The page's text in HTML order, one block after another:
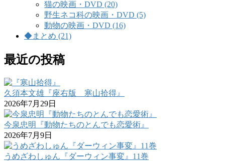
猫の映画・DVD (20)
野生ネコ科の映画・DVD (5)
動物の映画・DVD (16)
◆まとめ (21)
最近の投稿
久須本文雄『座右版 寒山拾得』
2026年7月29日
今泉忠明『動物たちのとんでも恋愛術』
2026年7月9日
うめざわしゅん『ダーウィン事変』11巻